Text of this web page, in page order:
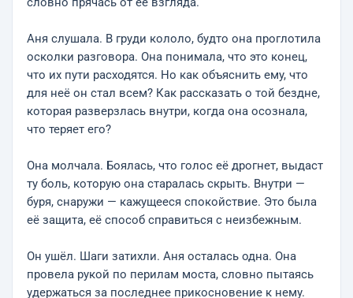
словно прячась от её взгляда.
Аня слушала. В груди кололо, будто она проглотила
осколки разговора. Она понимала, что это конец,
что их пути расходятся. Но как объяснить ему, что
для неё он стал всем? Как рассказать о той бездне,
которая разверзлась внутри, когда она осознала,
что теряет его?
Она молчала. Боялась, что голос её дрогнет, выдаст
ту боль, которую она старалась скрыть. Внутри —
буря, снаружи — кажущееся спокойствие. Это была
её защита, её способ справиться с неизбежным.
Он ушёл. Шаги затихли. Аня осталась одна. Она
провела рукой по перилам моста, словно пытаясь
удержаться за последнее прикосновение к нему.